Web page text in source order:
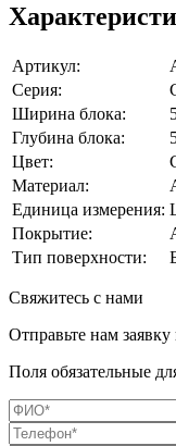
Артикул:
Серия:
Ширина блока:
Глубина блока:
Цвет:
Материал:
Единица измерения:
Покрытие:
Тип поверхности:
Свяжитесь с нами
Отправьте нам
Поля обязательные